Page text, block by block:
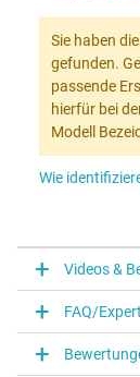
Sie haben
gefunden.
passende
hierfür bei
Modell
Wie
Videos &
FAQ/